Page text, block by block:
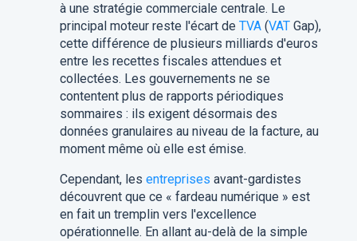
à une stratégie commerciale centrale. Le
principal moteur reste l'écart de TVA(VATGap),
cette différence de plusieurs milliards d'euros
entre les recettes fiscales attendues et
collectées. Les gouvernements ne se
contentent plus de rapports périodiques
sommaires : ils exigent désormais des
données granulaires au niveau de la facture, au
moment même où elle est émise.
Cependant, les entreprises avant-gardistes
découvrent que ce « fardeau numérique » est
en fait un tremplin vers l'excellence
opérationnelle. En allant au-delà de la simple